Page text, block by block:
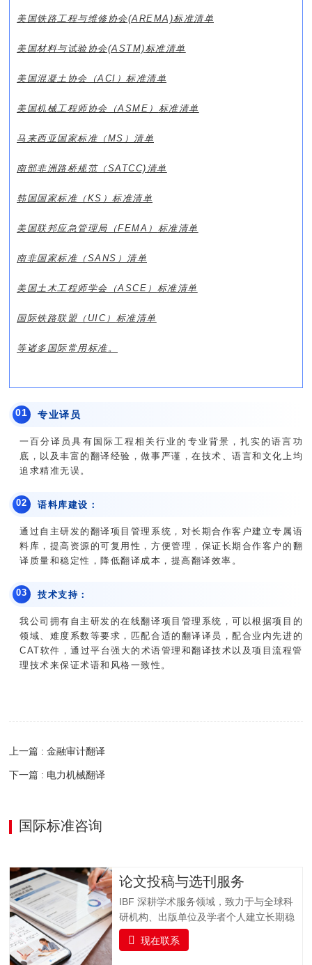
美国铁路工程与维修协会(AREMA)标准清单
美国材料与试验协会(ASTM)标准清单
美国混凝土协会（ACI） 标准清单
美国机械工程师协会（ASME） 标准清单
马来西亚国家标准（MS）清单
南部非洲路桥规范（SATCC) 清单
韩国国家标准（KS） 标准清单
美国联邦应急管理局（FEMA） 标准清单
南非国家标准（SANS） 清单
美国土木工程师学会（ASCE） 标准清单
国际铁路联盟（UIC） 标准清单
等诸多国际常用标准。
01 专业译员
一百分译员具有国际工程相关行业的专业背景，扎实的语言功
底，以及丰富的翻译经验，做事严谨，在技术、语言和文化上均
追求精准无误。
02 语料库建设：
通过自主研发的翻译项目管理系统，对长期合作客户建立专属语
料库，提高资源的可复用性，方便管理，保证长期合作客户的翻
译质量和稳定性，降低翻译成本，提高翻译效率。
03 技术支持：
我公司拥有自主研发的在线翻译项目管理系统，可以根据项目的
领域、难度系数等要求，匹配合适的翻译译员，配合业内先进的
CAT软件，通过平台强大的术语管理和翻译技术以及项目流程管
理技术来保证术语和风格一致性。
上一篇 : 金融审计翻译
下一篇 : 电力机械翻译
国际标准咨询
论文投稿与选刊服务
IBF 深耕学术服务领域，致力于与全球科
研机构、出版单位及学者个人建立长期稳
固的合作关系，打造集学术交流、资源整
合与专业支持于一体的科研服务平台。我
现在联系